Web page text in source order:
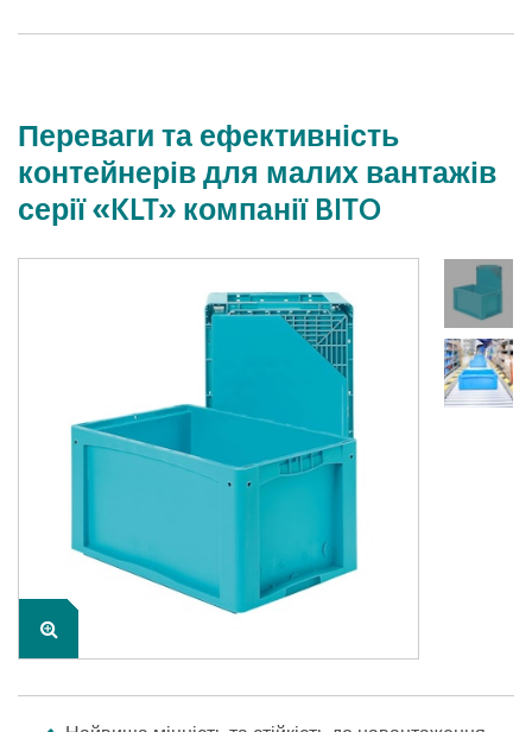
Переваги та ефективність
контейнерів для малих вантажів
серії «KLT» компанії BITO